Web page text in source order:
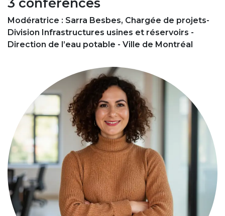
3 conférences
Modératrice : Sarra Besbes, Chargée de projets-
Division Infrastructures usines et réservoirs -
Direction de l’eau potable - Ville de Montréal